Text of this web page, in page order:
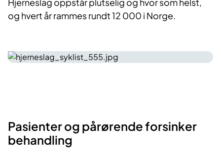
og hvert år rammes rundt 12 000 i Norge.
Pasienter og pårørende forsinker
behandling